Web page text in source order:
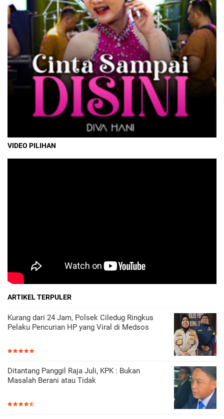
VIDEO PILIHAN
ARTIKEL TERPULER
Kurang dari 24 Jam, Polsek Ciledug Ringkus
Pelaku Pencurian HP yang Viral di Medsos
Ditantang Panggil Raja Juli, KPK : Bukan
Masalah Berani atau Tidak